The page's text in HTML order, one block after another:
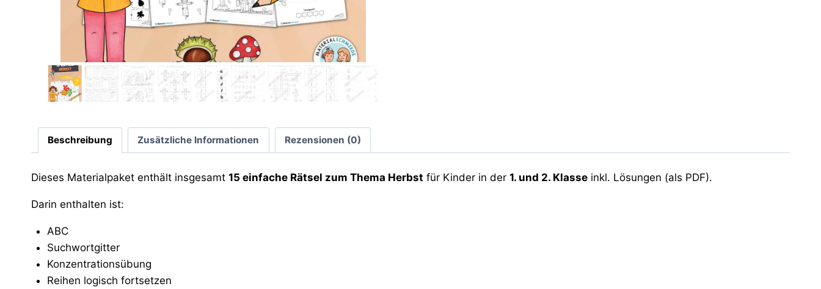
Beschreibung Zusätzliche Informationen Rezensionen (0)
Dieses Materialpaket enthält insgesamt 15 einfache Rätsel zum Thema Herbst für Kinder in der 1. und 2. Klasse inkl. Lösungen (als PDF).
Darin enthalten ist:
ABC
Suchwortgitter
Konzentrationsübung
Reihen logisch fortsetzen